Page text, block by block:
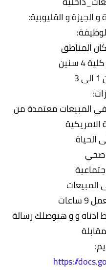
الجيزة و القليوبية:
المناطق
سنين
المبيعات معتمدة من
الامريكية
الحياة
صحي
المبيعات
ادناه و و هيوصلك رسالة
https://